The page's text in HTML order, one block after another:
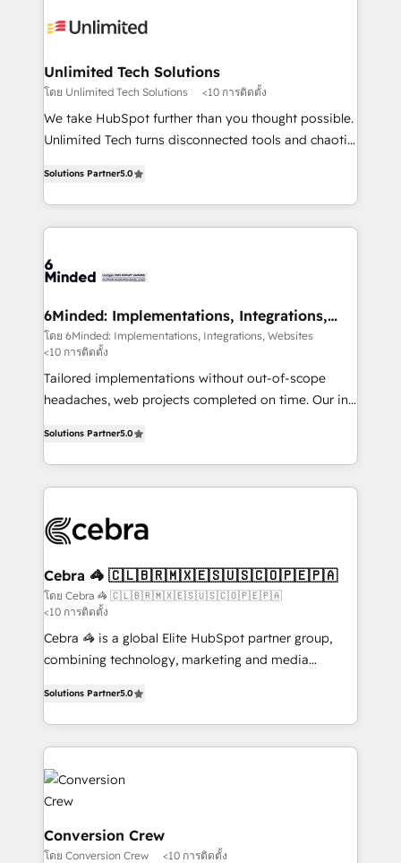
operational know-how. We know that no two
solutions. Instead, we dive in to understand your
needs, goals, and challenges to deliver solutions that
fit like a glove. We’re committed to being both
highly effective and fun to work with. We believe in
relationships. Your success is our success, and we’re
all in this together! From startup to enterprise, we’ll
what matters most: growing your business and
wowing your customers. Let’s make HubSpot work
Unlimited Tech Solutions
โดย Unlimited Tech Solutions <10 การติดตั้ง
We take HubSpot further than you thought possible.
Unlimited Tech turns disconnected tools and chaotic
engine. We combine RevOps strategy with deep
technical execution to help teams scale faster—with
cleaner data, smarter automation, and more
Implementation & Migration · Native & Custom
Reporting & Analytics · GTM Architecture · Sales &
Marketing Enablement If you’re ready to elevate
HubSpot from “just your CRM” to your growth
infrastructure—let’s talk.
Solutions Partner5.0
6Minded: Implementations, Integrations,
Websites
โดย 6Minded: Implementations, Integrations, Websites
<10 การติดตั้ง
Tailored implementations without out-of-scope
headaches, web projects completed on time. Our in-
developers, designers, and marketers handles all
aspects of your HubSpot. ✨ 400+ global clients ✨
100+ seamless migrations from 15+ different CRMs
implementations, and 5,000+ pages ✨ CS: Clients
CS: 245% organic growth & +751% new visitors for a
full-funnel HubSpot project ✨ CS: 415% conversion
boost with a new HubSpot site Recognized leaders:
🏆 HubSpot Platform Migration Impact Award 🏆
Clutch HubSpot Global Leader 🏆 Finalist: HubSpot
Award for Best Website 🌟 Accreditations: CRM
Implementation, HubSpot Content Experience, CRM
Data Migration & Custom Integration
Solutions Partner5.0
Cebra 🦓 🇨🇱🇧🇷🇲🇽🇪🇸🇺🇸🇨🇴🇵🇪🇵🇦
โดย Cebra 🦓 🇨🇱🇧🇷🇲🇽🇪🇸🇺🇸🇨🇴🇵🇪🇵🇦
<10 การติดตั้ง
Cebra 🦓 is a global Elite HubSpot partner group,
combining technology, marketing and media
Europe, with teams across 7 countries. Born in Chile,
we combine local insight with international reach to
help businesses grow through technology, creativity,
AI and strategy. For over 12 years, we’ve delivered
500+ HubSpot implementations, building end-to-
end solutions that integrate CRM, AI automation,
inbound and loop marketing, content, and digital
creativity. Our multicultural team works in Spanish,
Solutions Partner5.0
Conversion Crew
โดย Conversion Crew <10 การติดตั้ง